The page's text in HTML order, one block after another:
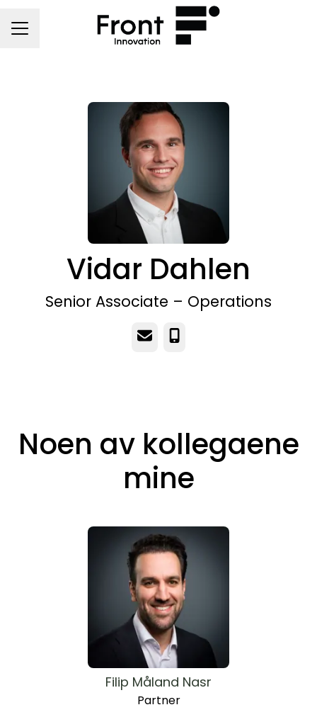
Karrieremeny
Vidar Dahlen
Senior Associate – Operations
E-post
Noen av kollegaene
mine
Filip Måland Nasr
Partner